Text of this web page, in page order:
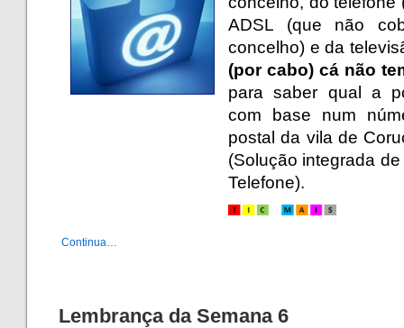
ADSL (que não
concelho) e da
(por cabo) cá não
para saber qual a
com base num
postal da vila de
(Solução integrada
Telefone).
Continua…
Lembrança da Semana 6